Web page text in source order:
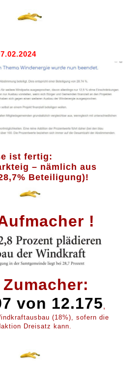
ist fertig:
– nämlich aus
Beteiligung)!
!
Zumacher:
von 12.175,
(18%), sofern die
Dreisatz kann.